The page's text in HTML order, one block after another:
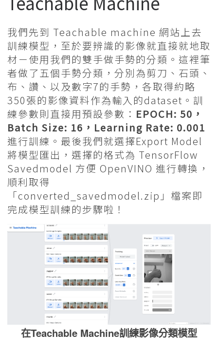
我們先到 Teachable machine 網站上去
訓練模型，至於要辨識的影像就直接就地取
材－使用我們的雙手做手勢的分類。這裡筆
者做了五個手勢分類，分別為剪刀、石頭、
布、讚、以及數字7的手勢，各取得約略
350張的影像資料作為輸入的dataset。訓
練參數則直接用預設參數： EPOCH: 50，
Batch Size: 16，Learning Rate: 0.001
進行訓練。最後我們就選擇Export Model
將模型匯出，選擇的格式為 TensorFlow
Savedmodel 方便 OpenVINO 進行轉換，
順利取得
「converted_savedmodel.zip」檔案即
完成模型訓練的步驟啦！
在Teachable Machine訓練影像分類模型